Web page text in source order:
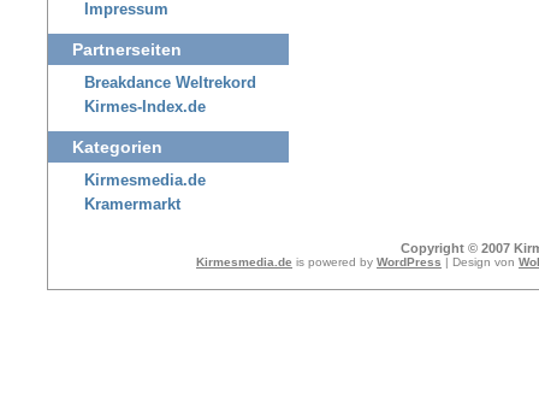
Impressum
Partnerseiten
Breakdance Weltrekord
Kirmes-Index.de
Kategorien
Kirmesmedia.de
Kramermarkt
Copyright © 2007
Kirmesmedia.de is powered by WordPress | Design von